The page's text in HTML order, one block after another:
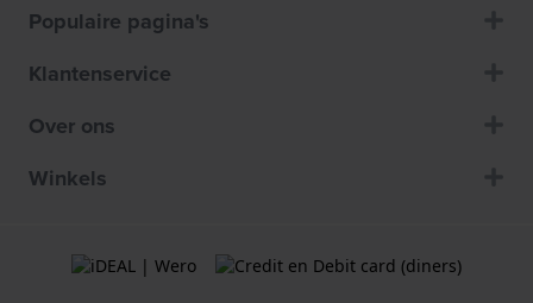
Populaire pagina's
Klantenservice
Over ons
Winkels